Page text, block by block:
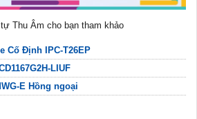
Thu Âm cho bạn tham khảo
Cố Định IPC-T26EP
LIUF
E Hồng ngoại